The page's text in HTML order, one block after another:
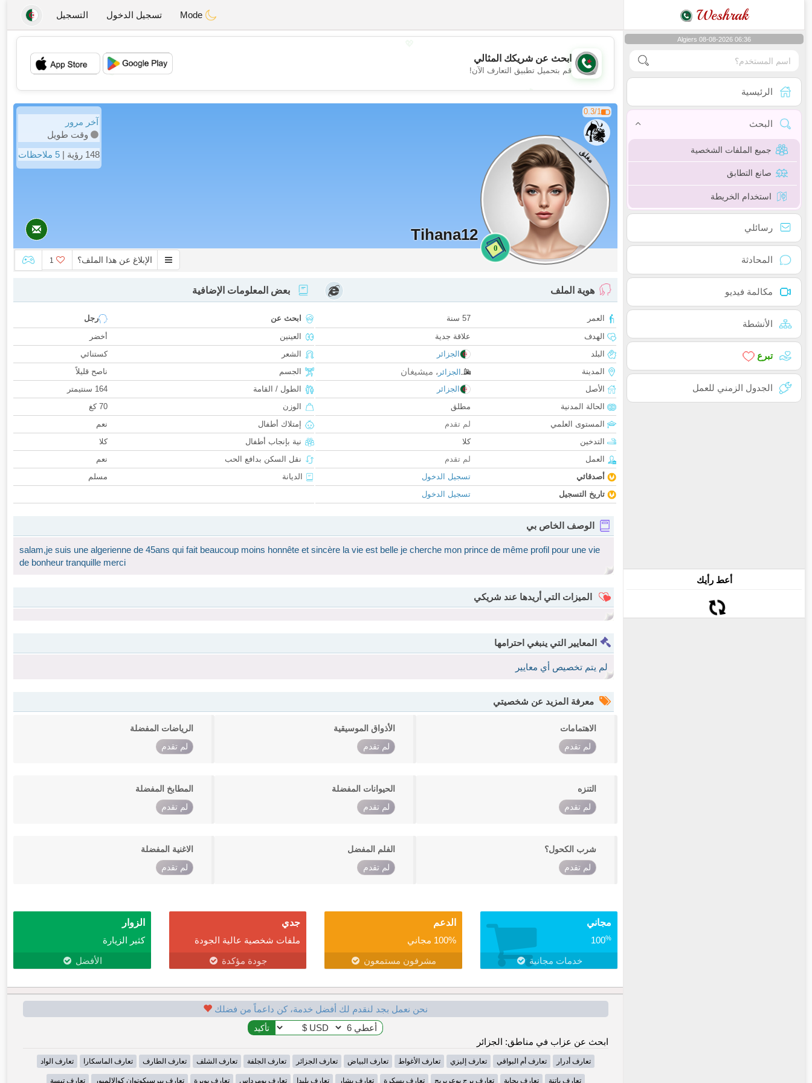
Weshrak تسجيل الدخول التسجيل
Algiers 08-08-2026 06:36
الرئيسية
البحث
جميع الملفات الشخصية
صانع التطابق
استخدام الخريطة
رسائلي
المحادثة
مكالمة فيديو
الأنشطة
تبرع
الجدول الزمني للعمل
أعط رأيك
💖
💕
ابحث عن شريكك المثالي
قم بتحميل تطبيق التعارف الآن!
0.3/1
0
مغلق
Tihana12
آخر مرور
وقت طويل
148 رؤية |
5 ملاحظات
الإبلاغ عن هذا الملف؟ 1
هوية الملف
العمر
57 سنة
الهدف
علاقة جدية
البلد
الجزائر
المدينة
الجزائر ، ميشيغان
الأصل
الجزائر
الحالة المدنية
مطلق
المستوى العلمي
لم تقدم
التدخين
كلا
العمل
لم تقدم
أصدقائي
تسجيل الدخول
تاريخ التسجيل
تسجيل الدخول
بعض المعلومات الإضافية
ابحث عن
رجل
العينين
أخضر
الشعر
كستنائي
الجسم
ناصح قليلاً
الطول / القامة
164 سنتيمتر
الوزن
70 كغ
إمتلاك أطفال
نعم
نية بإنجاب أطفال
كلا
نقل السكن بدافع الحب
نعم
الديانة
مسلم
الوصف الخاص بي
salam,je suis une algerienne de 45ans qui fait beaucoup moins honnête et sincère la vie est belle je cherche mon prince de même profil pour une vie
de bonheur tranquille merci
الميزات التي أريدها عند شريكي
المعايير التي ينبغي احترامها
لم يتم تخصيص أي معايير
معرفة المزيد عن شخصيتي
الاهتمامات
لم تقدم
الأذواق الموسيقية
لم تقدم
الرياضات المفضلة
لم تقدم
التنزه
لم تقدم
الحيوانات المفضلة
لم تقدم
المطابخ المفضلة
لم تقدم
شرب الكحول؟
لم تقدم
الفلم المفضل
لم تقدم
الاغنية المفضلة
لم تقدم
مجاني
100%
خدمات مجانية
الدعم
100% مجاني
مشرفون مستمعون
جدي
ملفات شخصية عالية الجودة
جودة مؤكدة
الزوار
كثير الزيارة
الأفضل
نحن نعمل بجد لنقدم لك أفضل خدمة، كن داعماً من فضلك
ابحث عن عزاب في مناطق: الجزائر
تعارف أدرار تعارف أم البواقي تعارف إليزي تعارف الأغواط تعارف البياض تعارف الجزائر تعارف الجلفة تعارف الشلف تعارف الطارف تعارف الماسكارا تعارف الواد
تعارف باتنة تعارف بجاية تعارف برج بوعريريج تعارف بسكرة تعارف بشار تعارف بليدا تعارف بومرداس تعارف بويرة تعارف بيرسيكوتوان كوالالمبور تعارف تبسة